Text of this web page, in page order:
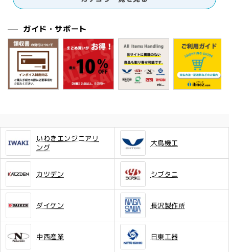
ガイド・サポート
いわきエンジニアリ
ング
大鳥機工
カツデン シブタニ
ダイケン 長沢製作所
中西産業 日東工器